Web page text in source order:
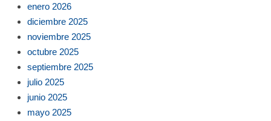
enero 2026
diciembre 2025
noviembre 2025
octubre 2025
septiembre 2025
julio 2025
junio 2025
mayo 2025